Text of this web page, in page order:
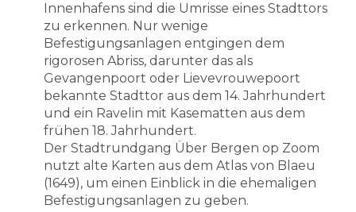
Innenhafens sind die Umrisse eines Stadttors
zu erkennen. Nur wenige
Befestigungsanlagen entgingen dem
rigorosen Abriss, darunter das als
Gevangenpoort oder Lievevrouwepoort
bekannte Stadttor aus dem 14. Jahrhundert
und ein Ravelin mit Kasematten aus dem
frühen 18. Jahrhundert.
Der Stadtrundgang Über Bergen op Zoom
nutzt alte Karten aus dem Atlas von Blaeu
(1649), um einen Einblick in die ehemaligen
Befestigungsanlagen zu geben.